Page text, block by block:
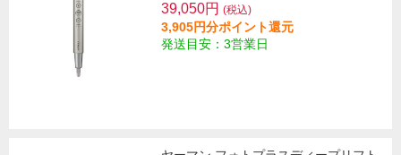
39,050円 (税込)
3,905円分ポイント還元
発送目安：3営業日